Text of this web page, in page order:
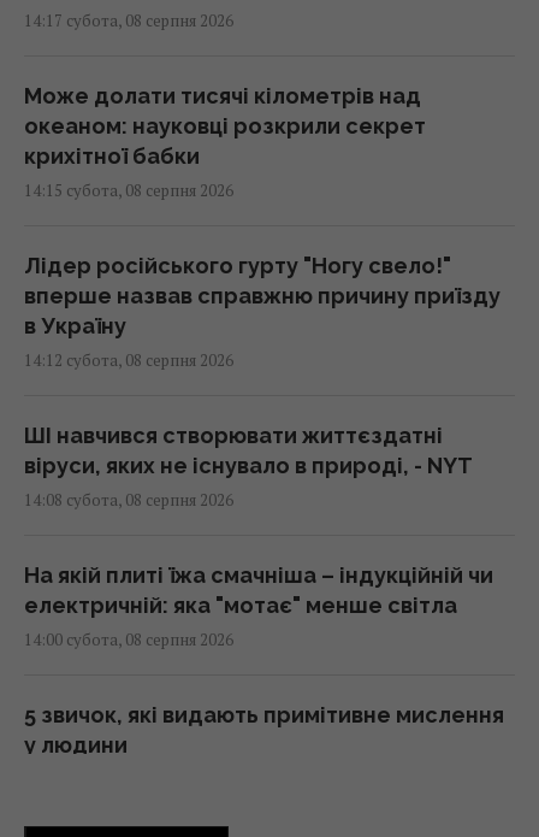
14:17 субота, 08 серпня 2026
Може долати тисячі кілометрів над
океаном: науковці розкрили секрет
крихітної бабки
14:15 субота, 08 серпня 2026
Лідер російського гурту "Ногу свело!"
вперше назвав справжню причину приїзду
в Україну
14:12 субота, 08 серпня 2026
ШІ навчився створювати життєздатні
віруси, яких не існувало в природі, - NYT
14:08 субота, 08 серпня 2026
На якій плиті їжа смачніша – індукційній чи
електричній: яка "мотає" менше світла
14:00 субота, 08 серпня 2026
5 звичок, які видають примітивне мислення
у людини